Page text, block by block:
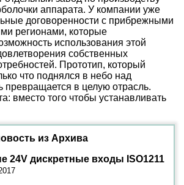
аппарата. У компании уже
договоренности с прибрежными
регионами, которые
использования этой
собственных
Прототип, который
что поднялся в небо над
превращается в целую отрасль.
вместо того чтобы устанавливать
из Архива
24V дискретные входы ISO1211